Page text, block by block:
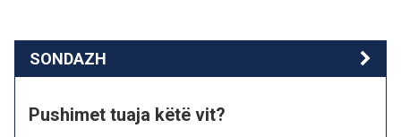
SONDAZH
Pushimet tuaja këtë vit?